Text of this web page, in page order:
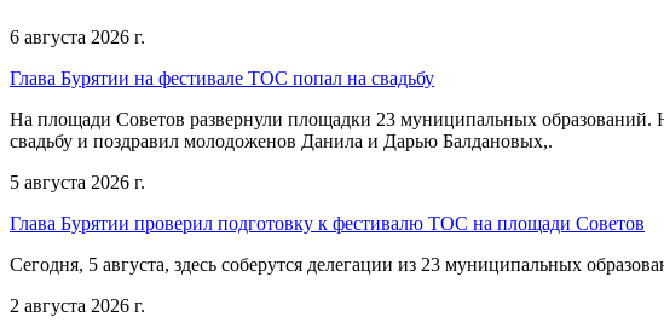
6 августа 2026 г.
Глава Бурятии на фестивале ТОС попал на свадьбу
На площади Советов развернули площадки 23 муниципальных
свадьбу и поздравил молодоженов Данила и Дарью Балдановых,.
5 августа 2026 г.
Глава Бурятии проверил подготовку к фестивалю ТОС на площади Советов
Сегодня, 5 августа, здесь соберутся делегации из 23 муниципальных
2 августа 2026 г.